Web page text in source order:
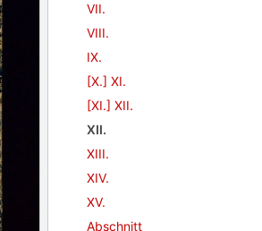
VII.
VIII.
IX.
[X.] XI.
[XI.] XII.
XII.
XIII.
XIV.
XV.
Abschnitt